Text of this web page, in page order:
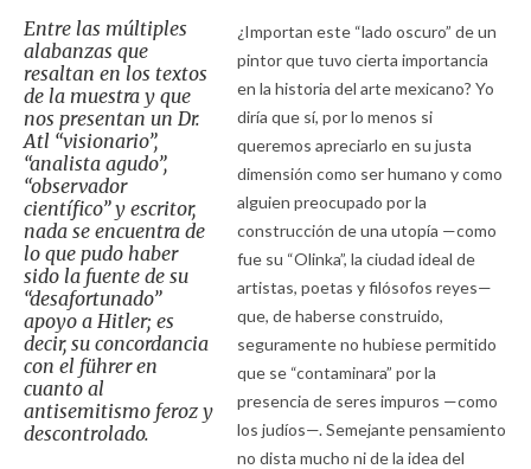
Entre las múltiples
alabanzas que
resaltan en los textos
de la muestra y que
nos presentan un Dr.
Atl “visionario”,
“analista agudo”,
“observador
científico” y escritor,
nada se encuentra de
lo que pudo haber
sido la fuente de su
“desafortunado”
apoyo a Hitler; es
decir, su concordancia
con el führeren
cuanto al
antisemitismo feroz y
descontrolado.
¿Importan este “lado oscuro” de un
pintor que tuvo cierta importancia
en la historia del arte mexicano? Yo
diría que sí, por lo menos si
queremos apreciarlo en su justa
dimensión como ser humano y como
alguien preocupado por la
construcción de una utopía —como
fue su “Olinka”, la ciudad ideal de
artistas, poetas y filósofos reyes—
que, de haberse construido,
seguramente no hubiese permitido
que se “contaminara” por la
presencia de seres impuros —como
los judíos—. Semejante pensamiento
no dista mucho ni de la idea del